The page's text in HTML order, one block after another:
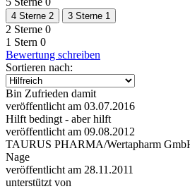
4 Sterne 2 3 Sterne 1
2 Sterne 0
1 Stern 0
Bewertung schreiben
Sortieren nach:
Bin Zufrieden damit
veröffentlicht am 03.07.2016
Hilft bedingt - aber hilft
veröffentlicht am 09.08.2012
TAURUS PHARMA/Wertapharm
Nage
veröffentlicht am 28.11.2011
unterstützt von